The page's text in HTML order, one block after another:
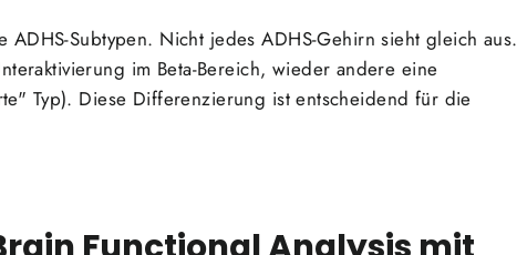
Subtypen. Nicht jedes ADHS-Gehirn sieht gleich aus.
im Beta-Bereich, wieder andere eine
Typ). Diese Differenzierung ist entscheidend für die